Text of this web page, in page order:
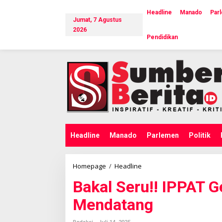
i
Jumat, 7 Agustus
2026
Headline Manado
Pendidikan
Headline Manado Parlemen Politik
Homepage / Headline
k
a
l
S
Bakal Seru!! IPPAT
Mendatang